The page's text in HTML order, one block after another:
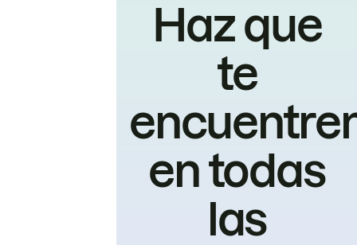
Haz que
te
en todas
las